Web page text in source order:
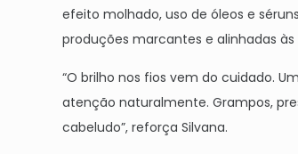
efeito molhado, uso de óleos e
produções marcantes e alinhadas
“O brilho nos fios vem do cuidado.
atenção naturalmente. Grampos,
cabeludo”, reforça Silvana.